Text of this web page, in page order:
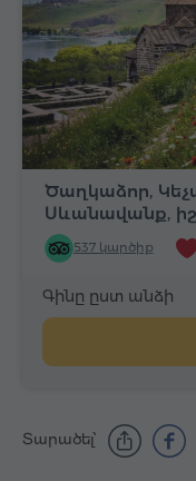
Ծաղկաձոր,
Սևանավանք,
537 կարծիք
Գինը ըստ անձի
Տարածել՝